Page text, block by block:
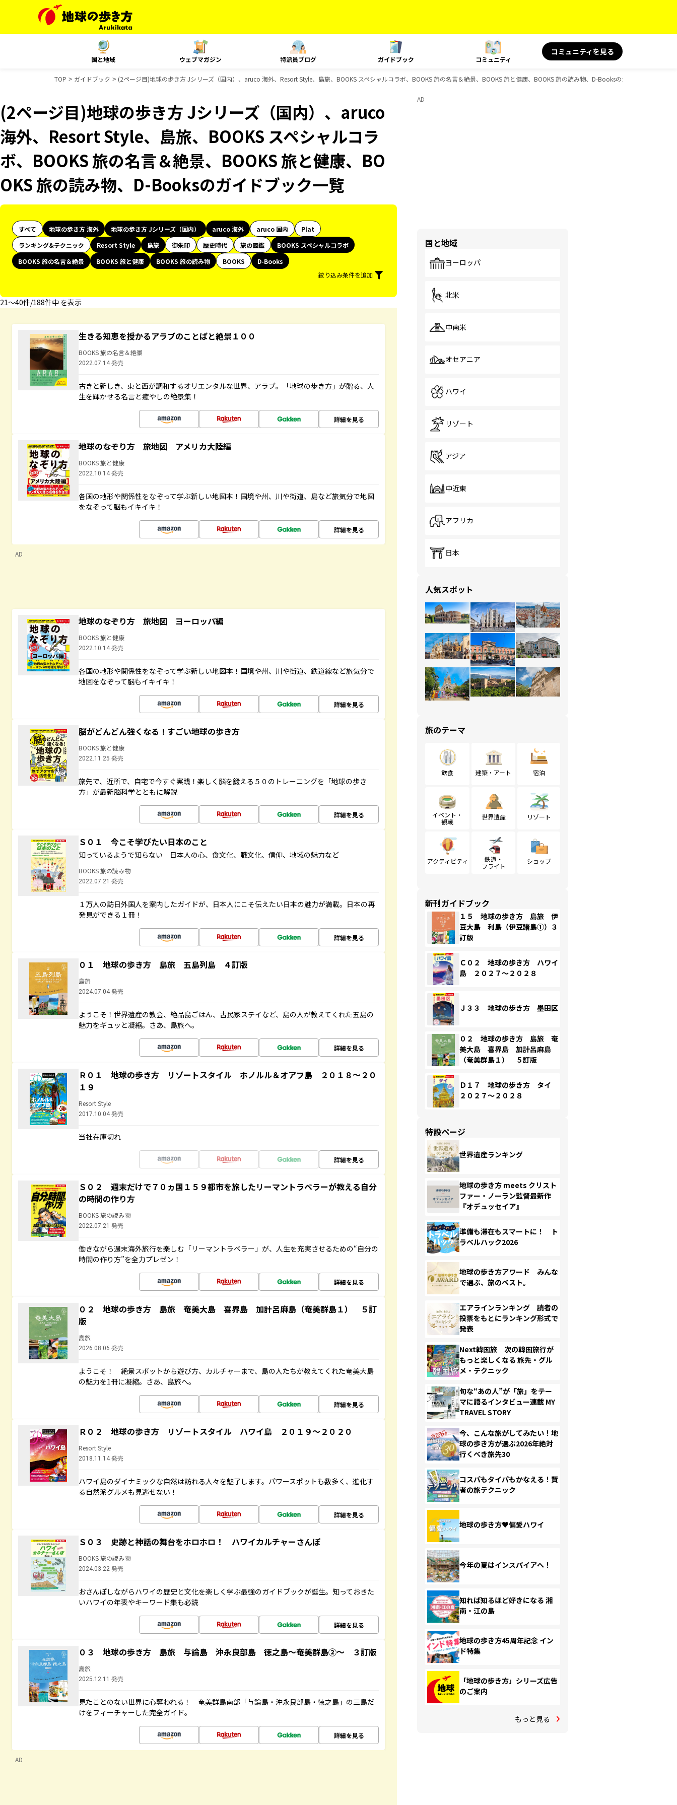
国と地域 ウェブマガジン 特派員ブログ ガイドブック コミュニティ
コミュニティを見る
TOP ガイドブック (2ページ目)地球の歩き方 Jシリーズ（国内）、aruco 海外、Resort Style、島旅、BOOKS スペシャルコラボ、BOOKS 旅の名言＆絶景、BOOKS 旅と健康、BOOKS 旅の読み物、D-Booksのガイドブック一覧
(2ページ目)地球の歩き方 Jシリーズ（国内）、aruco
海外、Resort Style、島旅、BOOKS スペシャルコラ
ボ、BOOKS 旅の名言＆絶景、BOOKS 旅と健康、BO
OKS 旅の読み物、D-Booksのガイドブック一覧
すべて 地球の歩き方 海外 地球の歩き方 Jシリーズ（国内） aruco 海外 aruco 国内
Plat
ランキング&テクニック
Resort Style 島旅 御朱印 歴史時代 旅の図鑑
BOOKS スペシャルコラボ
BOOKS 旅の名言＆絶景
BOOKS 旅と健康 BOOKS 旅の読み物 BOOKS
D-Books
絞り込み条件を追加
21〜40件/188件中 を表示
生きる知恵を授かるアラブのことばと絶景１００
BOOKS 旅の名言＆絶景
2022.07.14 発売
古きと新しき、東と西が調和するオリエンタルな世界、アラブ。「地球の歩き方」が贈る、人
生を輝かせる名言と癒やしの絶景集！
詳細を見る
地球のなぞり方 旅地図 アメリカ大陸編
BOOKS 旅と健康
2022.10.14 発売
各国の地形や関係性をなぞって学ぶ新しい地図本！国境や州、川や街道、島など旅気分で地図
をなぞって脳もイキイキ！
詳細を見る
AD
地球のなぞり方 旅地図 ヨーロッパ編
BOOKS 旅と健康
2022.10.14 発売
各国の地形や関係性をなぞって学ぶ新しい地図本！国境や州、川や街道、鉄道線など旅気分で
地図をなぞって脳もイキイキ！
詳細を見る
脳がどんどん強くなる！すごい地球の歩き方
BOOKS 旅と健康
2022.11.25 発売
旅先で、近所で、自宅で今すぐ実践！楽しく脳を鍛える５０のトレーニングを「地球の歩き
方」が最新脳科学とともに解説
詳細を見る
Ｓ０１ 今こそ学びたい日本のこと
知っているようで知らない 日本人の心、食文化、職文化、信仰、地域の魅力など
BOOKS 旅の読み物
2022.07.21 発売
１万人の訪日外国人を案内したガイドが、日本人にこそ伝えたい日本の魅力が満載。日本の再
発見ができる１冊！
詳細を見る
０１ 地球の歩き方 島旅 五島列島 ４訂版
島旅
2024.07.04 発売
ようこそ！世界遺産の教会、絶品島ごはん、古民家ステイなど、島の人が教えてくれた五島の
魅力をギュッと凝縮。さあ、島旅へ。
詳細を見る
Ｒ０１ 地球の歩き方 リゾートスタイル ホノルル＆オアフ島 ２０１８～２０
１９
Resort Style
2017.10.04 発売
当社在庫切れ
詳細を見る
Ｓ０２ 週末だけで７０ヵ国１５９都市を旅したリーマントラベラーが教える自分
の時間の作り方
BOOKS 旅の読み物
2022.07.21 発売
働きながら週末海外旅行を楽しむ「リーマントラベラー」が、人生を充実させるための“自分の
時間の作り方”を全力プレゼン！
詳細を見る
０２ 地球の歩き方 島旅 奄美大島 喜界島 加計呂麻島（奄美群島１） ５訂
版
島旅
2026.08.06 発売
ようこそ！ 絶景スポットから遊び方、カルチャーまで、島の人たちが教えてくれた奄美大島
の魅力を1冊に凝縮。さあ、島旅へ。
詳細を見る
Ｒ０２ 地球の歩き方 リゾートスタイル ハワイ島 ２０１９～２０２０
Resort Style
2018.11.14 発売
ハワイ島のダイナミックな自然は訪れる人々を魅了します。パワースポットも数多く、進化す
る自然派グルメも見逃せない！
詳細を見る
Ｓ０３ 史跡と神話の舞台をホロホロ！ ハワイカルチャーさんぽ
BOOKS 旅の読み物
2024.03.22 発売
おさんぽしながらハワイの歴史と文化を楽しく学ぶ最強のガイドブックが誕生。知っておきた
いハワイの年表やキーワード集も必読
詳細を見る
０３ 地球の歩き方 島旅 与論島 沖永良部島 徳之島～奄美群島②～ ３訂版
島旅
2025.12.11 発売
見たことのない世界に心奪われる！ 奄美群島南部「与論島・沖永良部島・徳之島」の三島だ
けをフィーチャーした完全ガイド。
詳細を見る
AD
AD
国と地域
ヨーロッパ
北米
中南米
オセアニア
ハワイ
リゾート
アジア
中近東
アフリカ
日本
人気スポット
旅のテーマ
飲食 建築・アート 宿泊
イベント・
観戦
世界遺産 リゾート
アクティビティ
鉄道・
フライト
ショップ
新刊ガイドブック
１５ 地球の歩き方 島旅 伊
豆大島 利島（伊豆諸島①）３
訂版
Ｃ０２ 地球の歩き方 ハワイ
島 ２０２７～２０２８
Ｊ３３ 地球の歩き方 墨田区
０２ 地球の歩き方 島旅 奄
美大島 喜界島 加計呂麻島
（奄美群島１） ５訂版
Ｄ１７ 地球の歩き方 タイ
２０２７～２０２８
特設ページ
世界遺産ランキング
地球の歩き方 meets クリスト
ファー・ノーラン監督最新作
『オデュッセイア』
準備も滞在もスマートに！ ト
ラベルハック2026
地球の歩き方アワード みんな
で選ぶ、旅のベスト。
エアラインランキング 読者の
投票をもとにランキング形式で
発表
Next韓国旅 次の韓国旅行が
もっと楽しくなる 旅先・グル
メ・テクニック
旬な“あの人”が「旅」をテー
マに語るインタビュー連載 MY
TRAVEL STORY
今、こんな旅がしてみたい！地
球の歩き方が選ぶ2026年絶対
行くべき旅先30
コスパもタイパもかなえる！賢
者の旅テクニック
地球の歩き方♥偏愛ハワイ
今年の夏はインスパイアへ！
知れば知るほど好きになる 湘
南・江の島
地球の歩き方45周年記念 イン
ド特集
「地球の歩き方」シリーズ広告
のご案内
もっと見る